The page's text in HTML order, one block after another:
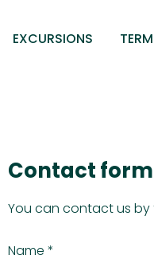
EXCURSIONS
Contact form
You can contact us
Name*